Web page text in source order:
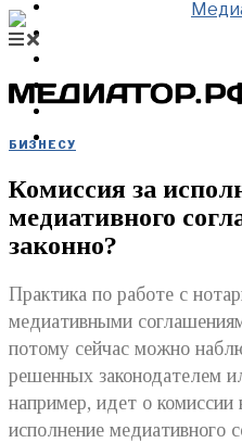
ВИДЕО
КУПИТЬ
БИЗНЕСУ
Комиссия за
медиативного
законно?
Практика по работе с
медиативными
потому сейчас можно
решенных законодателем
например, идет о комиссии
исполнение медиативного